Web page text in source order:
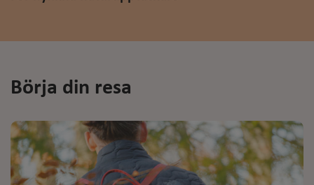
Börja din resa